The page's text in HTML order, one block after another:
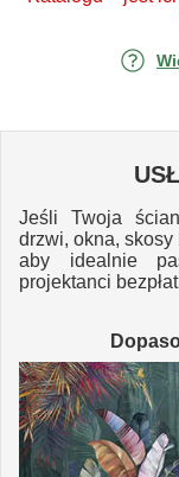
Jeśli Twoja
drzwi, okna,
aby idealnie
projektanci